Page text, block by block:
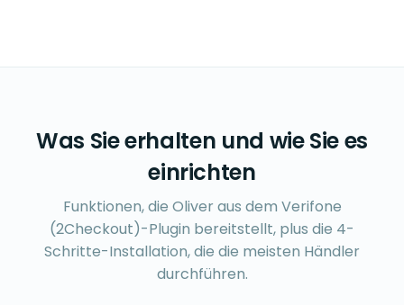
Was Sie erhalten und wie Sie es
einrichten
Funktionen, die Oliver aus dem Verifone
(2Checkout)-Plugin bereitstellt, plus die 4-
Schritte-Installation, die die meisten Händler
durchführen.